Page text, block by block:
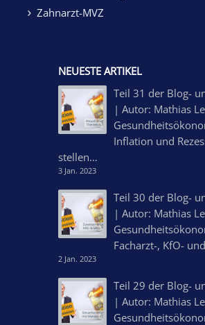
Zahnarzt-MVZ
NEUESTE ARTIKEL
Teil 31 der Blog-
| Autor: Mathias
Inflation und
stellen…
3 Jan. 2023
Teil 30 der Blog-
| Autor: Mathias
Facharzt-, KfO-
2 Jan. 2023
Teil 29 der Blog-
| Autor: Mathias